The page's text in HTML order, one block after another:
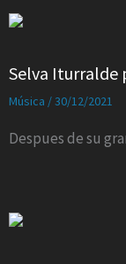
Selva Iturralde
Música /30/12/2021
Despues de su